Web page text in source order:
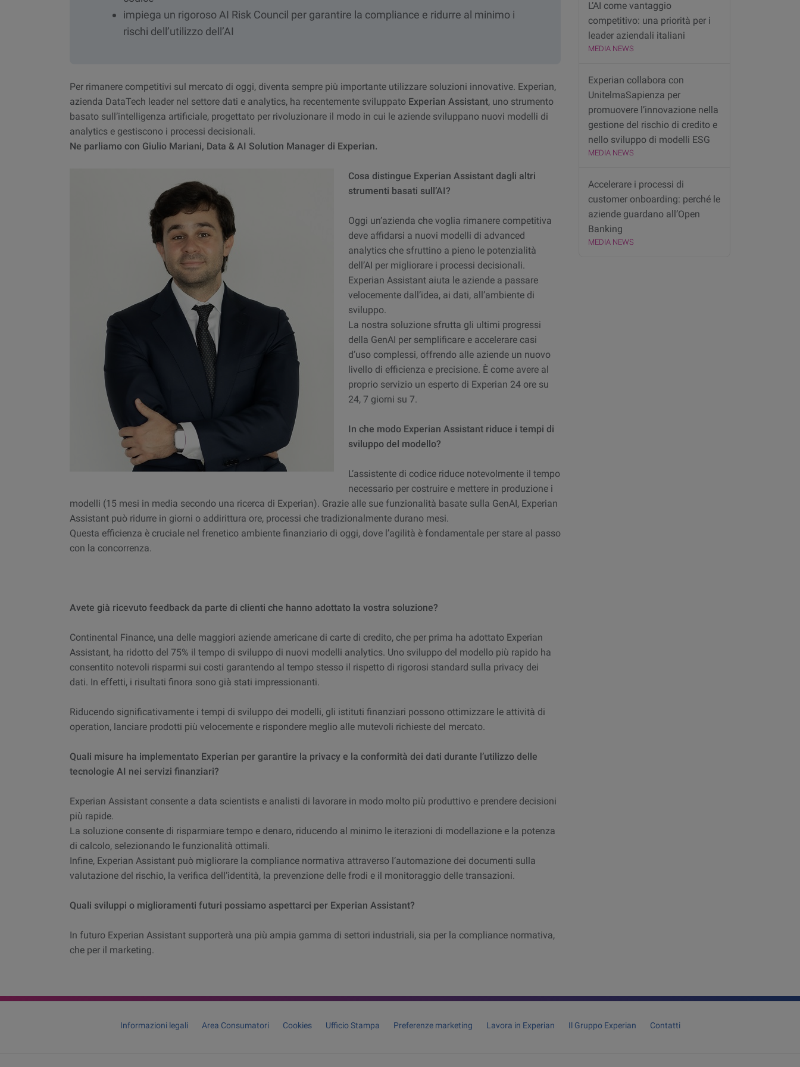
impiega un rigoroso AI Risk Council per garantire la compliance e ridurre al minimo i
rischi dell’utilizzo dell’AI
Per rimanere competitivi sul mercato di oggi, diventa sempre più importante utilizzare soluzioni innovative. Experian,
azienda DataTech leader nel settore dati e analytics, ha recentemente sviluppato Experian Assistant, uno strumento
basato sull’intelligenza artificiale, progettato per rivoluzionare il modo in cui le aziende sviluppano nuovi modelli di
analytics e gestiscono i processi decisionali.
Ne parliamo con Giulio Mariani, Data & AI Solution Manager di Experian.
Cosa distingue Experian Assistant dagli altri
strumenti basati sull’AI?
Oggi un’azienda che voglia rimanere competitiva
deve affidarsi a nuovi modelli di advanced
analytics che sfruttino a pieno le potenzialità
dell’AI per migliorare i processi decisionali.
Experian Assistant aiuta le aziende a passare
velocemente dall’idea, ai dati, all’ambiente di
sviluppo.
La nostra soluzione sfrutta gli ultimi progressi
della GenAI per semplificare e accelerare casi
d’uso complessi, offrendo alle aziende un nuovo
livello di efficienza e precisione. È come avere al
proprio servizio un esperto di Experian 24 ore su
24, 7 giorni su 7.
In che modo Experian Assistant riduce i tempi di
sviluppo del modello?
L’assistente di codice riduce notevolmente il tempo
necessario per costruire e mettere in produzione i
modelli (15 mesi in media secondo una ricerca di Experian). Grazie alle sue funzionalità basate sulla GenAI, Experian
Assistant può ridurre in giorni o addirittura ore, processi che tradizionalmente durano mesi.
Questa efficienza è cruciale nel frenetico ambiente finanziario di oggi, dove l’agilità è fondamentale per stare al passo
con la concorrenza.
Avete già ricevuto feedback da parte di clienti che hanno adottato la vostra soluzione?
Continental Finance, una delle maggiori aziende americane di carte di credito, che per prima ha adottato Experian
Assistant, ha ridotto del 75% il tempo di sviluppo di nuovi modelli analytics. Uno sviluppo del modello più rapido ha
consentito notevoli risparmi sui costi garantendo al tempo stesso il rispetto di rigorosi standard sulla privacy dei
dati. In effetti, i risultati finora sono già stati impressionanti.
Riducendo significativamente i tempi di sviluppo dei modelli, gli istituti finanziari possono ottimizzare le attività di
operation, lanciare prodotti più velocemente e rispondere meglio alle mutevoli richieste del mercato.
Quali misure ha implementato Experian per garantire la privacy e la conformità dei dati durante l’utilizzo delle
tecnologie AI nei servizi finanziari?
Experian Assistant consente a data scientists e analisti di lavorare in modo molto più produttivo e prendere decisioni
più rapide.
La soluzione consente di risparmiare tempo e denaro, riducendo al minimo le iterazioni di modellazione e la potenza
di calcolo, selezionando le funzionalità ottimali.
Infine, Experian Assistant può migliorare la compliance normativa attraverso l’automazione dei documenti sulla
valutazione del rischio, la verifica dell’identità, la prevenzione delle frodi e il monitoraggio delle transazioni.
Quali sviluppi o miglioramenti futuri possiamo aspettarci per Experian Assistant?
In futuro Experian Assistant supporterà una più ampia gamma di settori industriali, sia per la compliance normativa,
che per il marketing.
L’AI come vantaggio
competitivo: una priorità per i
leader aziendali italiani
MEDIA NEWS
Experian collabora con
UnitelmaSapienza per
promuovere l’innovazione nella
gestione del rischio di credito e
nello sviluppo di modelli ESG
MEDIA NEWS
Accelerare i processi di
customer onboarding: perché le
aziende guardano all’Open
Banking
MEDIA NEWS
Informazioni legali Area Consumatori Cookies Ufficio Stampa Preferenze marketing Lavora in Experian Il Gruppo Experian Contatti